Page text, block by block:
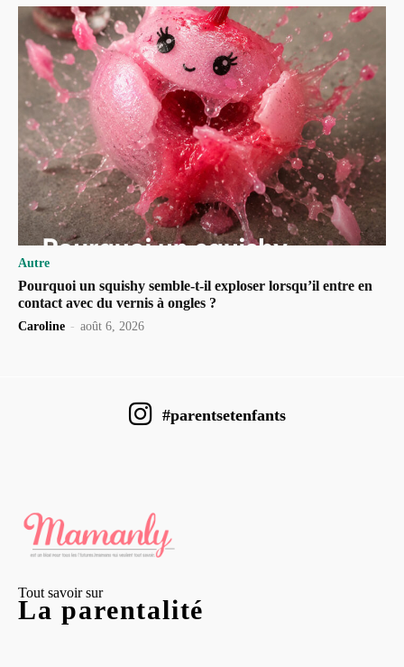
Autre
Pourquoi un squishy semble-t-il exploser lorsqu’il entre en
contact avec du vernis à ongles ?
Caroline - août 6, 2026
#parentsetenfants
Tout savoir sur
La parentalité